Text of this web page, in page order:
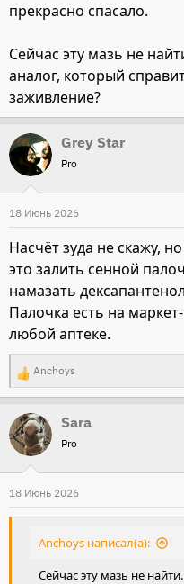
прекрасно спасало.
Сейчас эту мазь не
аналог, который
заживление?
Grey Star
Pro
18 Июнь 2026
Насчёт зуда не скажу,
это залить сенной
намазать
Палочка есть на
любой аптеке.
Р
е
а
к
и
и
Anchoys
Sara
Pro
18 Июнь 2026
Anchoys написал(а):
Сейчас эту мазь не найти.